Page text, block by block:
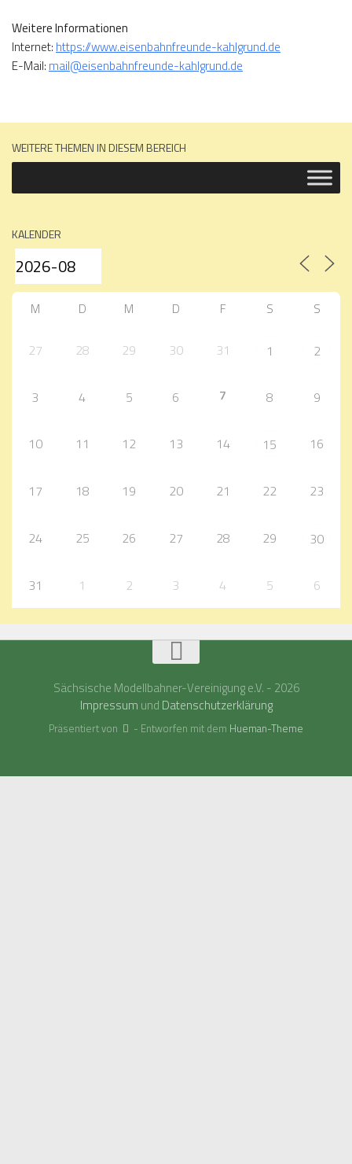
Weitere Informationen
Internet: https://www.eisenbahnfreunde-kahlgrund.de
E-Mail: mail@eisenbahnfreunde-kahlgrund.de
WEITERE THEMEN IN DIESEM BEREICH
KALENDER
M D M D F S S
27 28 29 30 31 1 2
3 4 5 6 7 8 9
10 11 12 13 14 15 16
17 18 19 20 21 22 23
24 25 26 27 28 29 30
31 1 2 3 4 5 6
Sächsische Modellbahner-Vereinigung e.V. - 2026
Impressum und Datenschutzerklärung
Präsentiert von - Entworfen mit dem Hueman-Theme